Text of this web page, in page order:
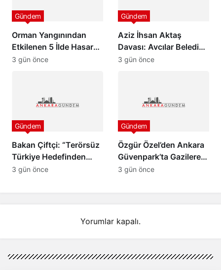
Orman Yangınından
Etkilenen 5 İlde Hasar
Tespit Çalışmaları
Gündem
3 gün önce
Aziz İhsan Aktaş
Davası: Avcılar Belediye
Başkanı Utku Caner
Gündem
3 gün önce
Bakan Çiftçi: “Terörsüz
Türkiye Hedefinden
Dönüş Yoktur”
Gündem
3 gün önce
Özgür Özel’den Ankara
Güvenpark’ta Gazilere
Ziyaret ve “Çerçeve
Gündem
3 gün önce
Yorumlar kapalı.